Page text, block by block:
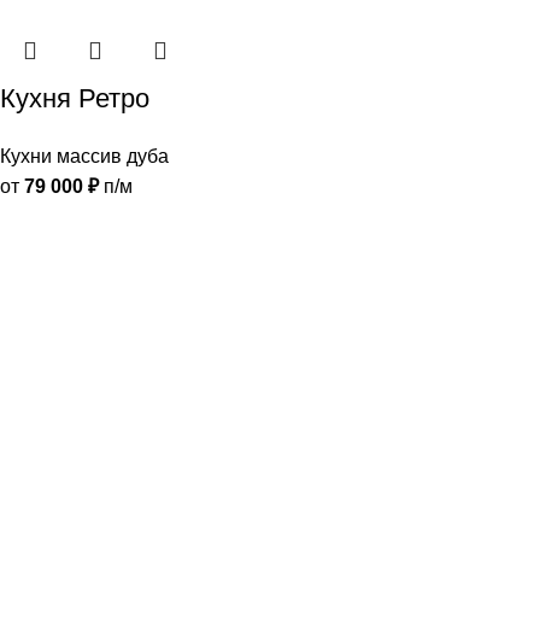
Кухня Ретро
Кухни массив дуба
от 79 000 ₽п/м